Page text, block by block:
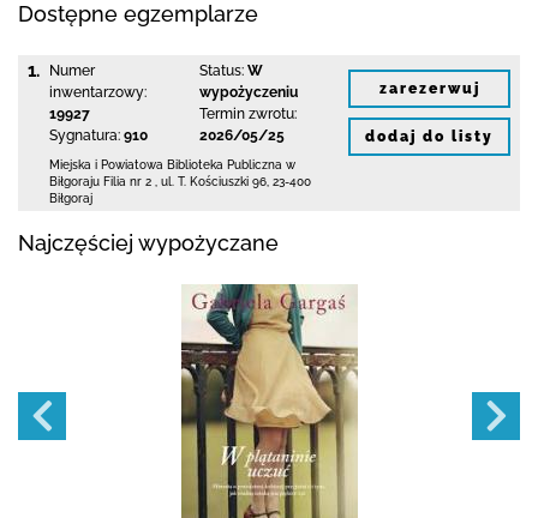
Dostępne egzemplarze
1.
Numer
inwentarzowy:
19927
Sygnatura: 910
Status: W
wypożyczeniu
Termin zwrotu:
2026/05/25
Miejska i Powiatowa Biblioteka Publiczna w
Biłgoraju Filia nr 2
ul. T. Kościuszki 96 23-400
Biłgoraj
zarezerwuj
dodaj do listy
Najczęściej wypożyczane